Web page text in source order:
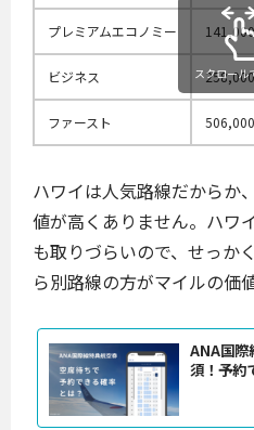
プレミアムエコノミー
ビジネス
ファースト
スクロール
ハワイは人気路線だからか
値が高くありません。ハワ
も取りづらいので、せっか
ら別路線の方がマイルの価
ANA国際
須！予約